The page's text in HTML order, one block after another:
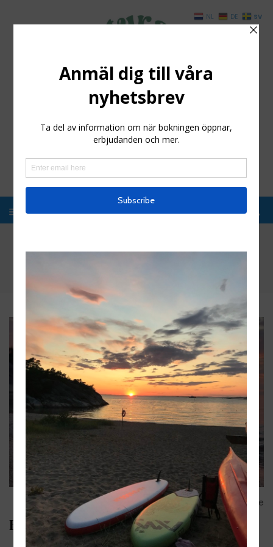
Styrsö Boende och
Havsbad
Enkelt boende i magisk miljö, Kosterhavet
reservation
Share
Book now
NL DE SV